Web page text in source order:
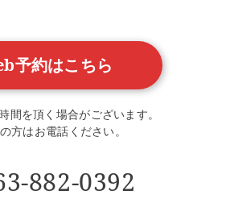
予約はこちら
間を頂く場合がございます。
方はお電話ください。
882-0392